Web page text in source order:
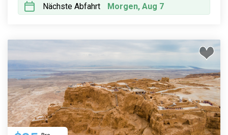
Nächste Abfahrt Morgen, Aug 7